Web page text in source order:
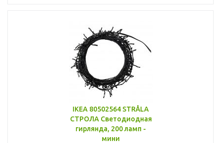
IKEA 80502564 STRÅLA
СТРОЛА Светодиодная
гирлянда, 200 ламп -
мини